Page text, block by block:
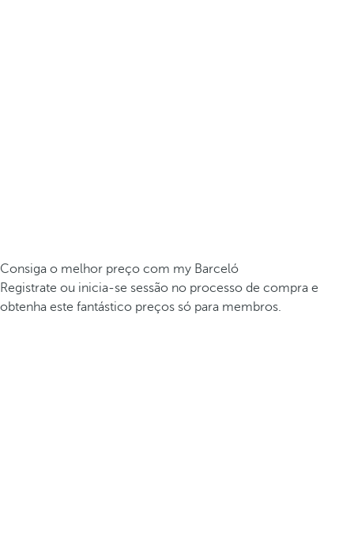
Consiga o melhor preço com my Barceló
Registrate ou inicia-se sessão no processo de compra e
obtenha este fantástico preços só para membros.